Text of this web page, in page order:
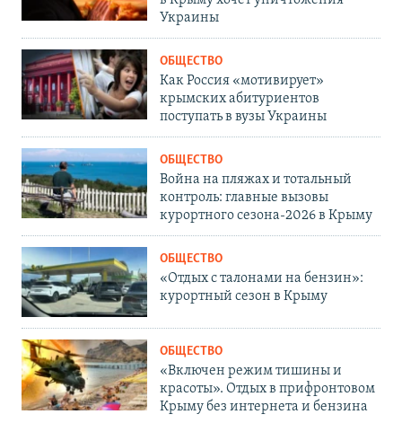
Украины
ОБЩЕСТВО
Как Россия «мотивирует»
крымских абитуриентов
поступать в вузы Украины
ОБЩЕСТВО
Война на пляжах и тотальный
контроль: главные вызовы
курортного сезона-2026 в Крыму
ОБЩЕСТВО
«Отдых с талонами на бензин»:
курортный сезон в Крыму
ОБЩЕСТВО
«Включен режим тишины и
красоты». Отдых в прифронтовом
Крыму без интернета и бензина